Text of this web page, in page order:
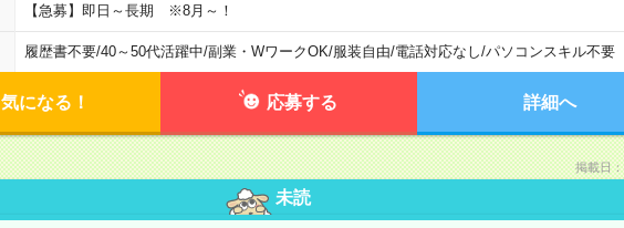
【急募】即日～長期 ※8月～！
履歴書不要/40～50代活躍中/副業・WワークOK/服装自由/電話対応なし/パソコンスキル不要
気になる！ 応募する 詳細へ
掲載日
未読